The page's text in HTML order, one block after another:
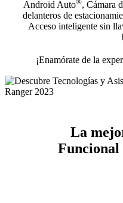
Android Auto , Cámara
delanteros de
Acceso inteligente sin
¡Enamórate de la
La
Funcional